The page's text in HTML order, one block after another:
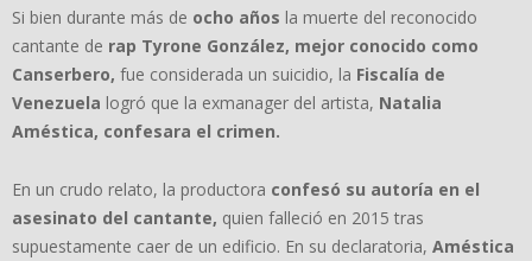
Si bien durante más de ocho años la muerte del reconocido
cantante de rap Tyrone González, mejor conocido como
Canserbero, fue considerada un suicidio, la Fiscalía de
Venezuela logró que la exmanager del artista, Natalia
Améstica, confesara el crimen.
En un crudo relato, la productora confesó su autoría en el
asesinato del cantante, quien falleció en 2015 tras
supuestamente caer de un edificio. En su declaratoria, Améstica